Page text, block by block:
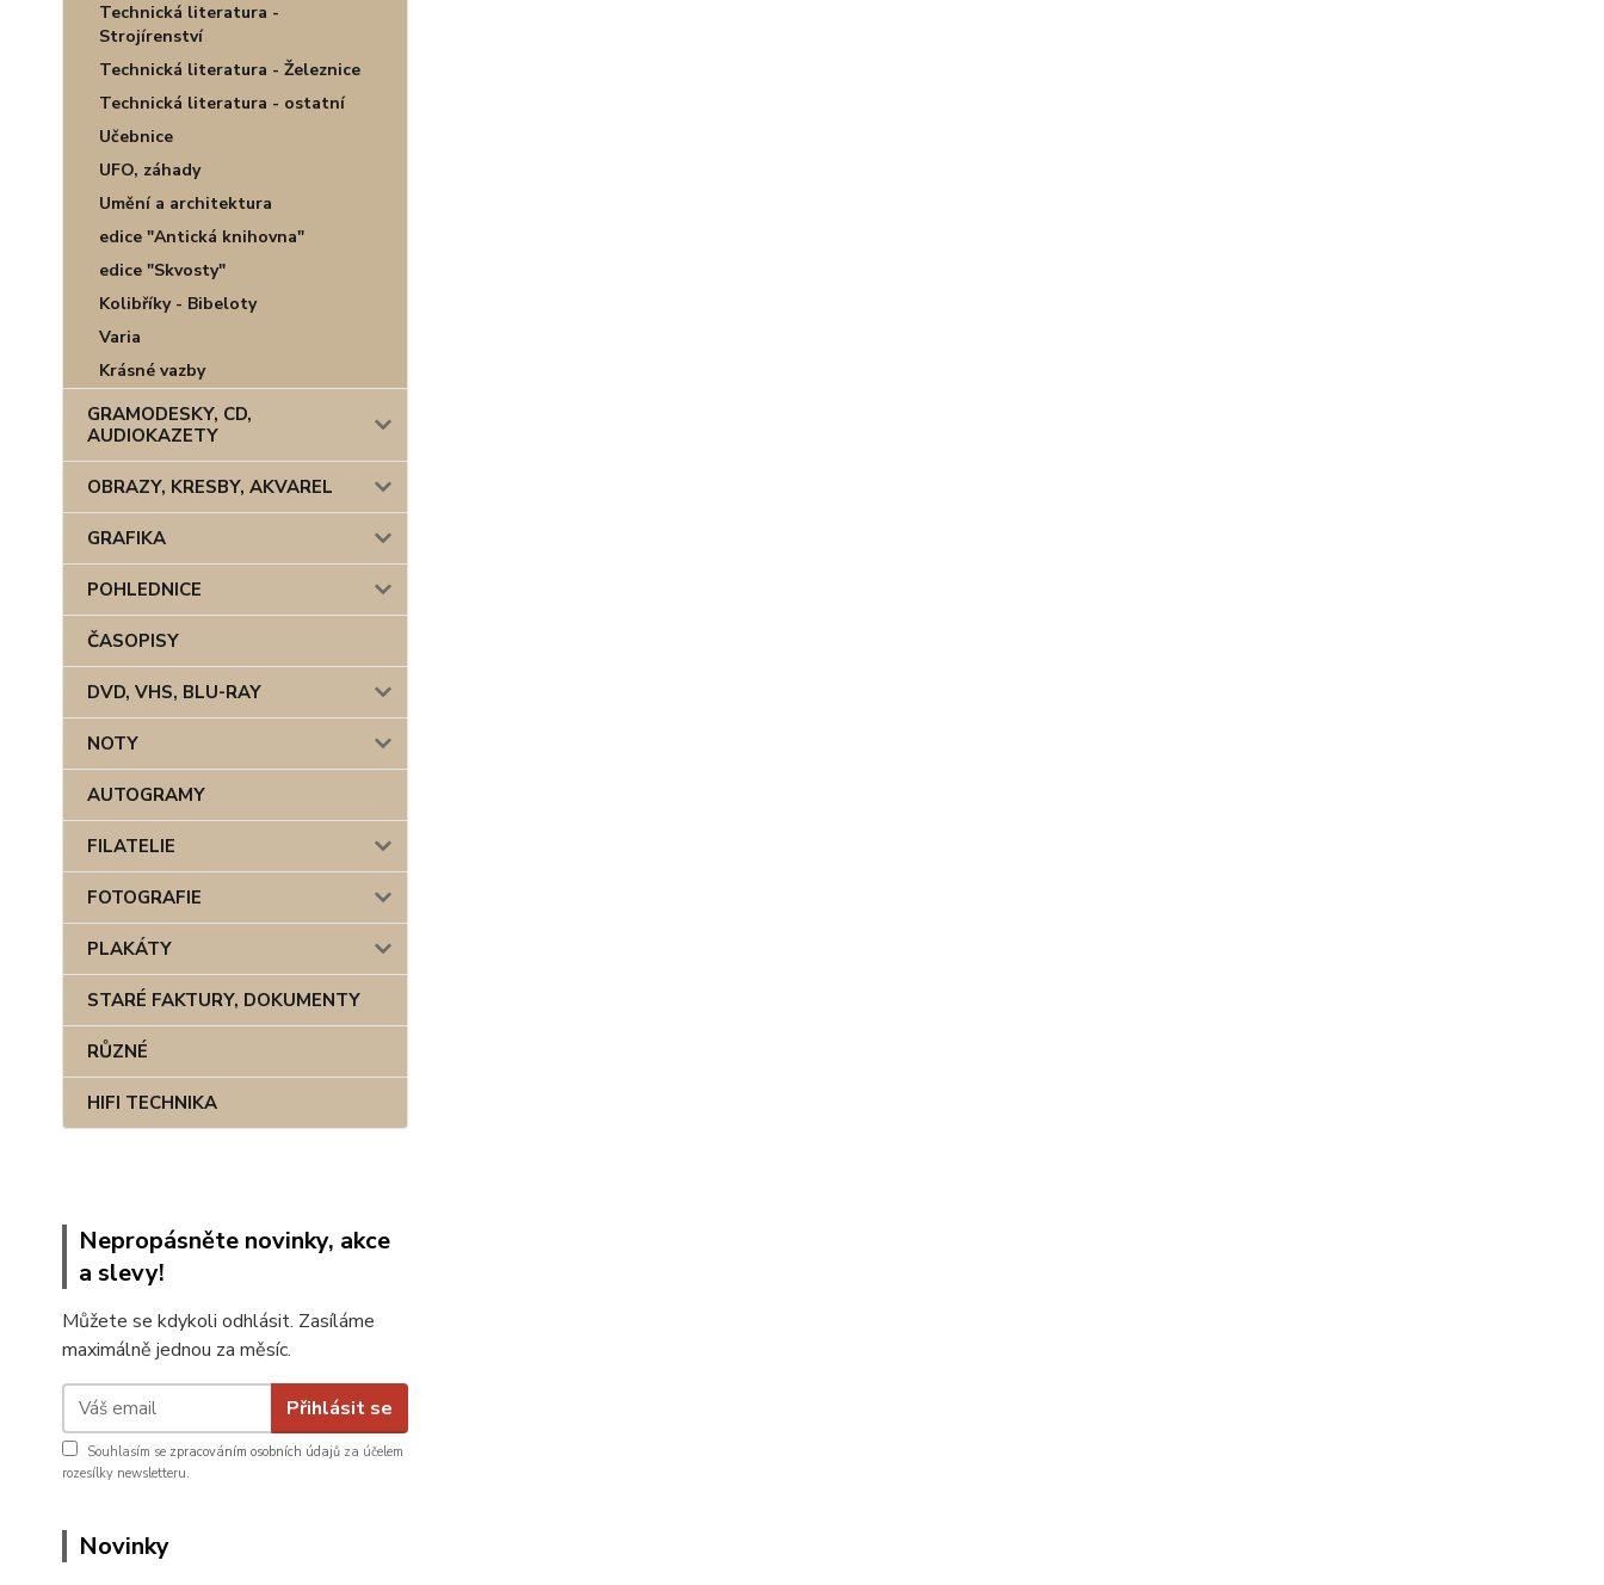
Technická literatura -
Strojírenství
Technická literatura - Železnice
Technická literatura - ostatní
Učebnice
UFO, záhady
Umění a architektura
edice "Antická knihovna"
edice "Skvosty"
Kolibříky - Bibeloty
Varia
Krásné vazby
GRAMODESKY, CD,
AUDIOKAZETY
OBRAZY, KRESBY, AKVAREL
GRAFIKA
POHLEDNICE
ČASOPISY
DVD, VHS, BLU-RAY
NOTY
AUTOGRAMY
FILATELIE
FOTOGRAFIE
PLAKÁTY
STARÉ FAKTURY, DOKUMENTY
RŮZNÉ
HIFI TECHNIKA
Nepropásněte novinky, akce
a slevy!
Můžete se kdykoli odhlásit. Zasíláme
maximálně jednou za měsíc.
Přihlásit se
Souhlasím se zpracováním osobních údajů za účelem
rozesílky newsletteru.
Novinky